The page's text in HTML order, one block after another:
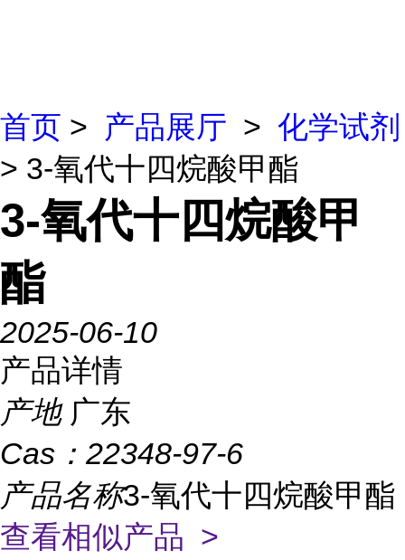
首页 > 产品展厅 > 化学试剂
> 3-氧代十四烷酸甲酯
3-氧代十四烷酸甲
酯
2025-06-10
产品详情
产地 广东
Cas： 22348-97-6
产品名称3-氧代十四烷酸甲酯
查看相似产品 >